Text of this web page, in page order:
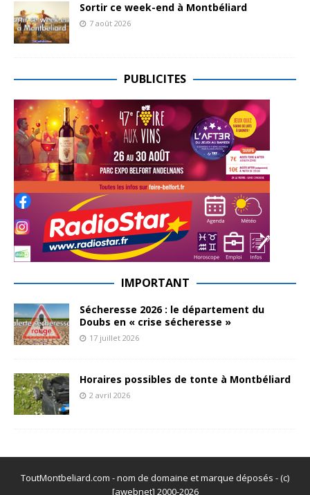
Sortir ce week-end à Montbéliard
7 août 2026
PUBLICITES
IMPORTANT
Sécheresse 2026 : le département du
Doubs en « crise sécheresse »
17 juillet 2026
Horaires possibles de tonte à Montbéliard
2 avril 2026
ToutMontbeliard.com - nom de domaine et marque déposés - (c)
[awebnet] 2000-2026